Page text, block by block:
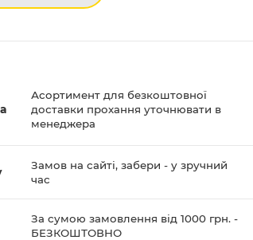
Асортимент для безкоштовної
доставки прохання уточнювати в
менеджера
Замов на сайті, забери - у зручний
час
За сумою замовлення від 1000 грн. -
БЕЗКОШТОВНО